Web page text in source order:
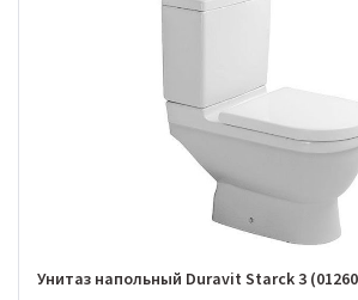
Унитаз напольный Duravit Starck 3